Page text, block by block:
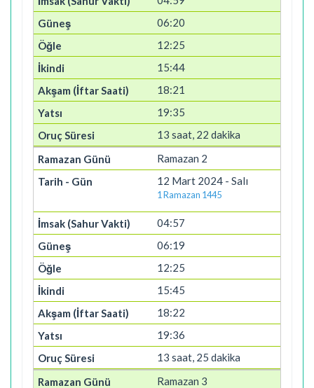
06:20
12:25
15:44
18:21
19:35
13 saat, 22 dakika
Ramazan 2
12 Mart 2024 - Salı
1 Ramazan 1445
04:57
06:19
12:25
15:45
18:22
19:36
13 saat, 25 dakika
Ramazan 3